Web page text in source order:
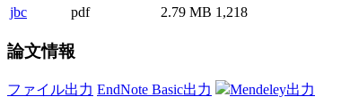
jbc
pdf 2.79 MB 1,218
論文情報
ファイル出力 EndNote Basic出力 Mendeley出力